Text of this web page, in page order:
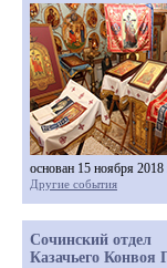
основан 15 ноября 2018
Другие события
Сочинский отдел
Казачьего Конвоя